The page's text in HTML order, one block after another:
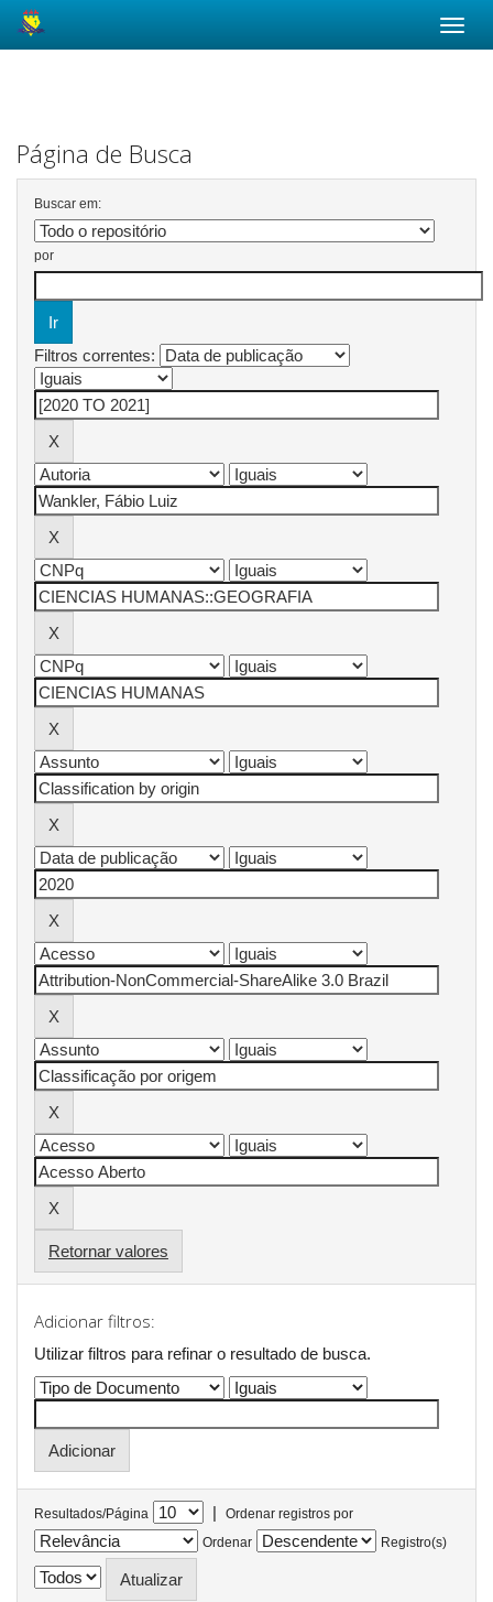
Página de Busca
Buscar em:
por
Filtros correntes:
Retornar valores
Adicionar filtros:
Utilizar filtros para refinar o resultado de busca.
Resultados/Página |
Ordenar registros por
Ordenar
Registro(s)